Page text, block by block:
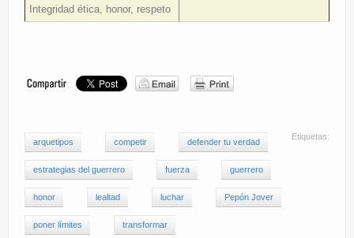
Integridad ética, honor, respeto
Etiquetas:
arquetipos competir defender tu verdad
estrategias del guerrero fuerza guerrero
honor lealtad luchar Pepón Jover
poner límites transformar